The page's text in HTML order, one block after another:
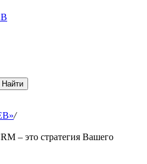
Найти
/
– это стратегия Вашего